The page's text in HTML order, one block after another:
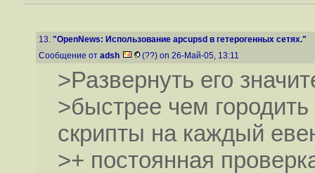
13. "OpenNews: Использование apcupsd в гетерогенных сетях."
Сообщение от adsh (??) on 26-Май-05, 13:11
>Развернуть его
>быстрее чем
скрипты на каждый
>+ постоянная